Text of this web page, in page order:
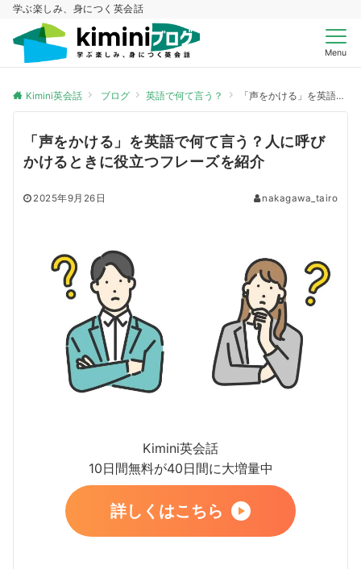
学ぶ楽しみ、身につく英会話
Menu
Kimini英会話 ブログ 英語で何て言う？ 「声をかける」を英語で何て言う？人に呼びかけるときに役立つフレーズを紹介
「声をかける」を英語で何て言う？人に呼び
かけるときに役立つフレーズを紹介
2025年9月26日 nakagawa_tairo
Kimini英会話
10日間無料が40日間に大増量中
詳しくはこちら